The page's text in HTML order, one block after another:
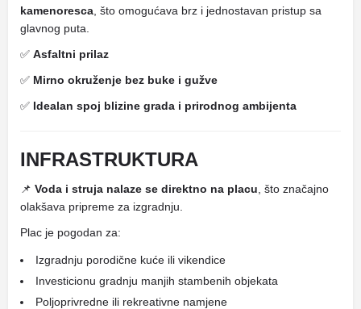
kamenoresca , što omogućava brz i jednostavan pristup sa
glavnog puta.
✅ Asfaltni prilaz
✅ Mirno okruženje bez buke i gužve
✅ Idealan spoj blizine grada i prirodnog ambijenta
INFRASTRUKTURA
📌 Voda i struja nalaze se direktno na placu , što značajno
olakšava pripreme za izgradnju.
Plac je pogodan za:
Izgradnju porodične kuće ili vikendice
Investicionu gradnju manjih stambenih objekata
Poljoprivredne ili rekreativne namjene